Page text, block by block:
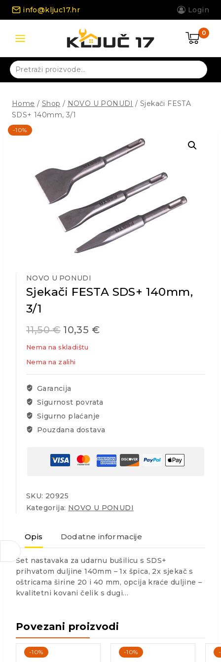
Skip
info@kljuc17.hr Login
0
Pretraži:
Home / Shop / NOVO U PONUDI / Sjekači FESTA
SDS+ 140mm, 3/1
-10%
NOVO U PONUDI
Sjekači FESTA SDS+ 140mm,
3/1
11,50€ 10,35 €
Nema na skladištu
Nema na zalihi
Garancija
Sigurnost povrata
Sigurno plaćanje
Pouzdana dostava
SKU: 20925
Kategorija: NOVO U PONUDI
Opis Dodatne informacije
Set nastavaka za udarnu bušilicu s SDS+
prihvatom duljine 140mm – 1x špica, 2x sjekač s
oštricama širine 20 i 40 mm, opcija kraće duljine –
kvalitetni kovani čelik s dugi…
Povezani proizvodi
-10% -10%